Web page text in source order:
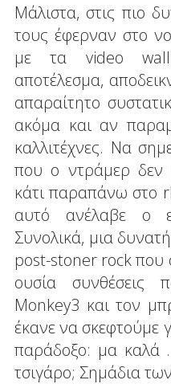
Μάλιστα, στις πιο
τους έφερναν στο
με τα video
αποτέλεσμα,
απαραίτητο
ακόμα και αν
καλλιτέχνες. Να
που ο ντράμερ δεν
κάτι παραπάνω στο
αυτό ανέλαβε ο
Συνολικά, μια
post-stoner rock που
ουσία συνθέσεις
Monkey3 και τον
έκανε να σκεφτούμε
παράδοξο: μα καλά
τσιγάρο; Σημάδια